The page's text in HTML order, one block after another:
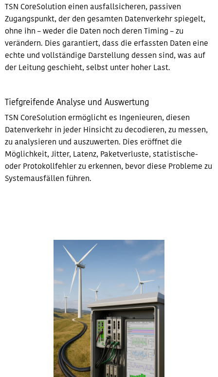
TSN CoreSolution einen ausfallsicheren, passiven
Zugangspunkt, der den gesamten Datenverkehr spiegelt,
ohne ihn – weder die Daten noch deren Timing – zu
verändern. Dies garantiert, dass die erfassten Daten eine
echte und vollständige Darstellung dessen sind, was auf
der Leitung geschieht, selbst unter hoher Last.
Tiefgreifende Analyse und Auswertung
TSN CoreSolution ermöglicht es Ingenieuren, diesen
Datenverkehr in jeder Hinsicht zu decodieren, zu messen,
zu analysieren und auszuwerten. Dies eröffnet die
Möglichkeit, Jitter, Latenz, Paketverluste, statistische-
oder Protokollfehler zu erkennen, bevor diese Probleme zu
Systemausfällen führen.